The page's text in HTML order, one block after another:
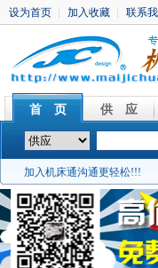
首 页 供 应
加入机床通沟通更轻松!!!